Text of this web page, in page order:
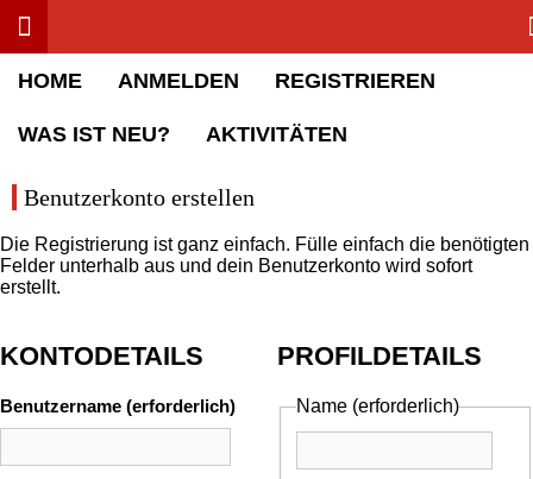
HOME ANMELDEN REGISTRIEREN
WAS IST NEU? AKTIVITÄTEN
Benutzerkonto erstellen
Die Registrierung ist ganz einfach. Fülle einfach die benötigten
Felder unterhalb aus und dein Benutzerkonto wird sofort
erstellt.
KONTODETAILS
Benutzername (erforderlich)
PROFILDETAILS
Name (erforderlich)